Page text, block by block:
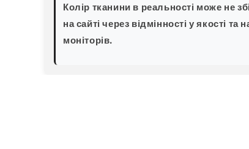
Колір тканини в реальності може не
на сайті через відмінності у якості та
моніторів.